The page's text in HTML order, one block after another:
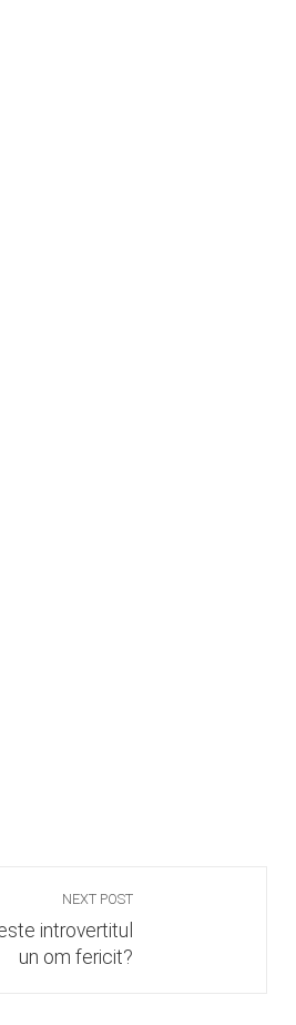
NEXT POST
introvertitul
un om fericit?